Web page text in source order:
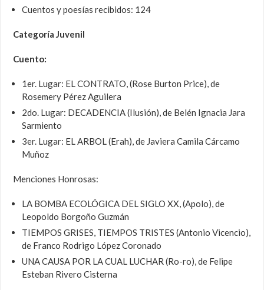
Cuentos y poesías recibidos: 124
Categoría Juvenil
Cuento:
1er. Lugar: EL CONTRATO, (Rose Burton Price), de
Rosemery Pérez Aguilera
2do. Lugar: DECADENCIA (Ilusión), de Belén Ignacia Jara
Sarmiento
3er. Lugar: EL ARBOL (Erah), de Javiera Camila Cárcamo
Muñoz
Menciones Honrosas:
LA BOMBA ECOLÓGICA DEL SIGLO XX, (Apolo), de
Leopoldo Borgoño Guzmán
TIEMPOS GRISES, TIEMPOS TRISTES (Antonio Vicencio),
de Franco Rodrigo López Coronado
UNA CAUSA POR LA CUAL LUCHAR (Ro-ro), de Felipe
Esteban Rivero Cisterna